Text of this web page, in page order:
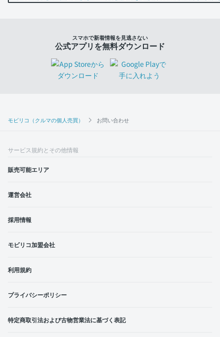
モビリコ（クルマの個人売買） お問い合わせ
スマホで新着情報を見逃さない
公式アプリを無料ダウンロード
サービス規約とその他情報
販売可能エリア
運営会社
採用情報
モビリコ加盟会社
利用規約
プライバシーポリシー
特定商取引法および古物営業法に基づく表記